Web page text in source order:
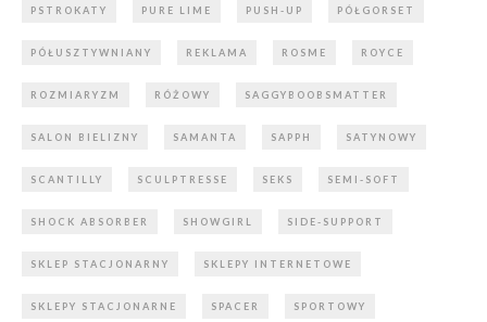
PSTROKATY PURE LIME PUSH-UP PÓŁGORSET
PÓŁUSZTYWNIANY REKLAMA ROSME ROYCE
ROZMIARYZM RÓŻOWY SAGGYBOOBSMATTER
SALON BIELIZNY SAMANTA SAPPH SATYNOWY
SCANTILLY SCULPTRESSE SEKS SEMI-SOFT
SHOCK ABSORBER SHOWGIRL SIDE-SUPPORT
SKLEP STACJONARNY SKLEPY INTERNETOWE
SKLEPY STACJONARNE SPACER SPORTOWY